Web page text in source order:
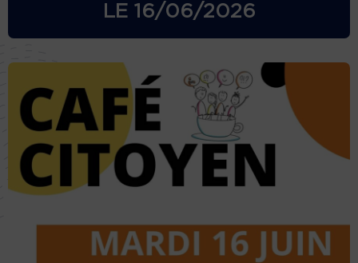
LE 16/06/2026